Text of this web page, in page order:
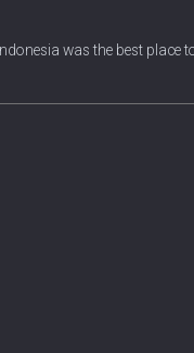
was the best place